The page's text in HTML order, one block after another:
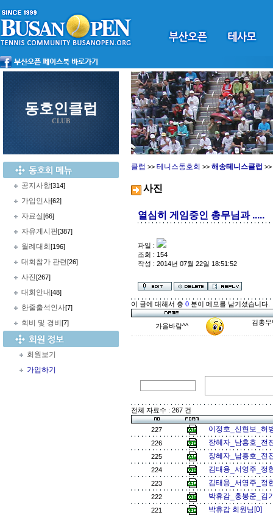
동호인클럽
CLUB
공지사항[314]
가입인사[62]
자료실[66]
자유게시판[387]
월례대회 [196]
대회참가 관련[26]
사진[267]
대회안내[48]
한줄출석인사[7]
회비 및 경비 [7]
회원보기
가입하기
클럽 >> 테니스동호회 >> 해송테니스클럽 >>
사진
열심히 게임중인 총무님과 .....
파일 :
조회 : 154
작성 : 2014년 07월 22일 18:51:52
이 글에 대해서 총 0 분이 메모를 남기셨습니다.
가을바람^^ 김총
전체 자료수 : 267 건
227 이정호_신현보_허
226 장혜자_남흥호_전
225 장혜자_남흥호_전
224 김태용_서영주_정
223 김태용_서영주_정
222 박휴감_홍봉준_김
221 박휴갑 회원님[0]